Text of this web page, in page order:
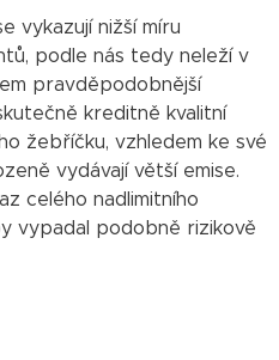
vykazují nižší míru
podle nás tedy neleží v
pravděpodobnější
kreditně kvalitní
žebříčku, vzhledem ke své
vydávají větší emise.
celého nadlimitního
vypadal podobně rizikově